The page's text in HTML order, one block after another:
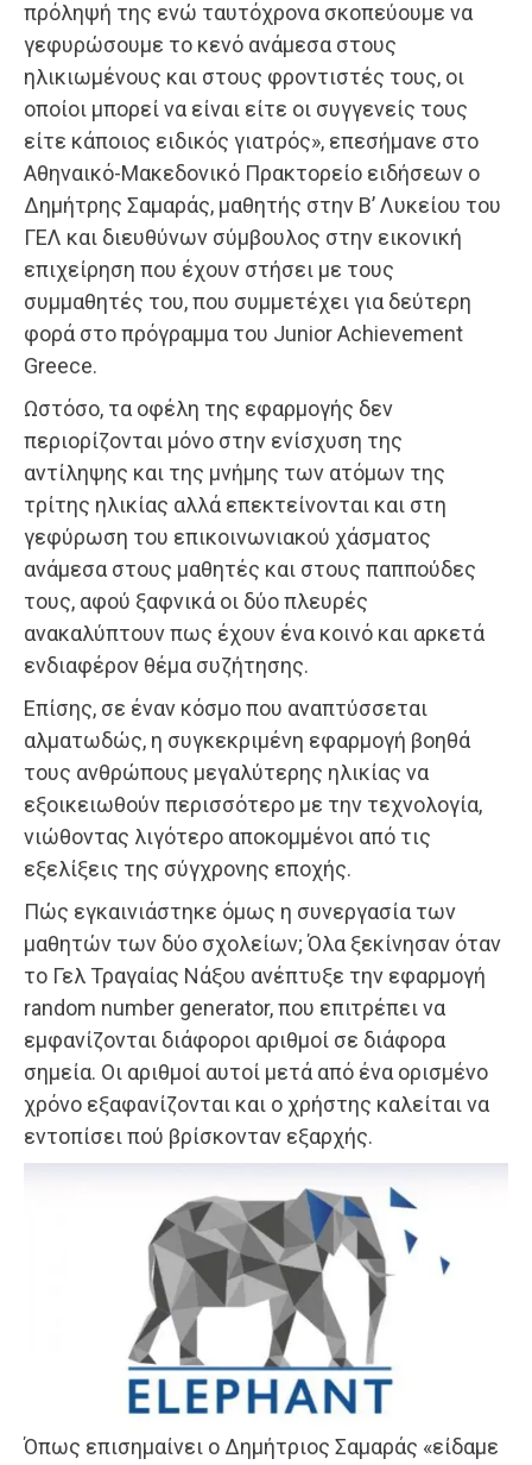
πρόληψή της ενώ ταυτόχρονα σκοπεύουμε να
γεφυρώσουμε το κενό ανάμεσα στους
ηλικιωμένους και στους φροντιστές τους, οι
οποίοι μπορεί να είναι είτε οι συγγενείς τους
είτε κάποιος ειδικός γιατρός», επεσήμανε στο
Αθηναικό-Μακεδονικό Πρακτορείο ειδήσεων ο
Δημήτρης Σαμαράς, μαθητής στην Β’ Λυκείου του
ΓΕΛ και διευθύνων σύμβουλος στην εικονική
επιχείρηση που έχουν στήσει με τους
συμμαθητές του, που συμμετέχει για δεύτερη
φορά στο πρόγραμμα του Junior Achievement
Greece.
Ωστόσο, τα οφέλη της εφαρμογής δεν
περιορίζονται μόνο στην ενίσχυση της
αντίληψης και της μνήμης των ατόμων της
τρίτης ηλικίας αλλά επεκτείνονται και στη
γεφύρωση του επικοινωνιακού χάσματος
ανάμεσα στους μαθητές και στους παππούδες
τους, αφού ξαφνικά οι δύο πλευρές
ανακαλύπτουν πως έχουν ένα κοινό και αρκετά
ενδιαφέρον θέμα συζήτησης.
Επίσης, σε έναν κόσμο που αναπτύσσεται
αλματωδώς, η συγκεκριμένη εφαρμογή βοηθά
τους ανθρώπους μεγαλύτερης ηλικίας να
εξοικειωθούν περισσότερο με την τεχνολογία,
νιώθοντας λιγότερο αποκομμένοι από τις
εξελίξεις της σύγχρονης εποχής.
Πώς εγκαινιάστηκε όμως η συνεργασία των
μαθητών των δύο σχολείων; Όλα ξεκίνησαν όταν
το Γελ Τραγαίας Νάξου ανέπτυξε την εφαρμογή
random number generator, που επιτρέπει να
εμφανίζονται διάφοροι αριθμοί σε διάφορα
σημεία. Οι αριθμοί αυτοί μετά από ένα ορισμένο
χρόνο εξαφανίζονται και ο χρήστης καλείται να
εντοπίσει πού βρίσκονταν εξαρχής.
Όπως επισημαίνει ο Δημήτριος Σαμαράς «είδαμε